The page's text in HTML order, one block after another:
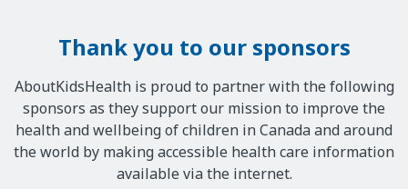
Thank you to our sponsors
AboutKidsHealth is proud to partner with the following
sponsors as they support our mission to improve the
health and wellbeing of children in Canada and around
the world by making accessible health care information
available via the internet.